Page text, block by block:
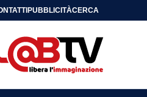
PUBBLICITÀCERCA